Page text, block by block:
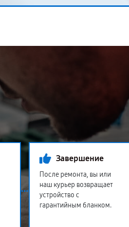
Завершение
После ремонта, вы или
наш курьер возвращает
устройство с
гарантийным бланком.